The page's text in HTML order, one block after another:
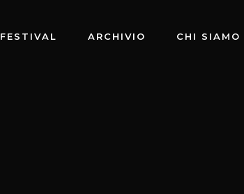
FESTIVAL ARCHIVIO CHI SIAMO